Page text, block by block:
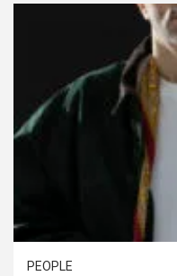
PEOPLE